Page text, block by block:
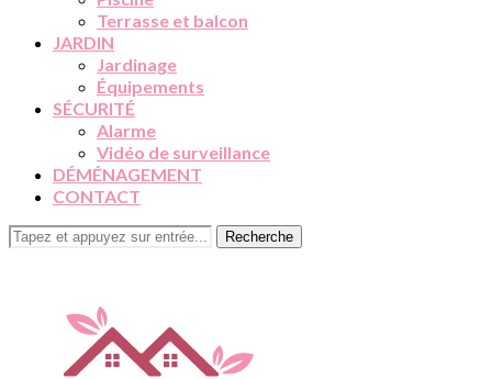
Terrasse et balcon
JARDIN
Jardinage
Équipements
SÉCURITÉ
Alarme
Vidéo de surveillance
DÉMÉNAGEMENT
CONTACT
Recherche